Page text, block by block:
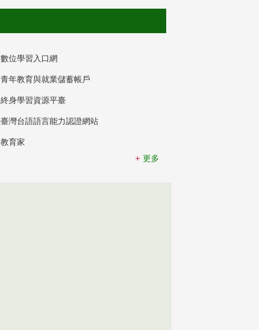
數位學習入口網
青年教育與就業儲蓄帳戶
終身學習資源平臺
臺灣台語語言能力認證網站
教育家
更多